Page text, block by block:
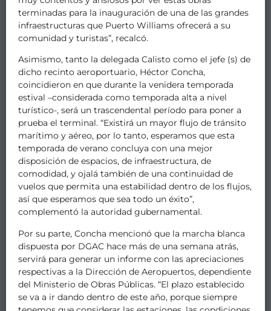
terminadas para la inauguración de una de las grandes
infraestructuras que Puerto Williams ofrecerá a su
comunidad y turistas”, recalcó.
Asimismo, tanto la delegada Calisto como el jefe (s) de
dicho recinto aeroportuario, Héctor Concha,
coincidieron en que durante la venidera temporada
estival –considerada como temporada alta a nivel
turístico-, será un trascendental período para poner a
prueba el terminal. “Existirá un mayor flujo de tránsito
marítimo y aéreo, por lo tanto, esperamos que esta
temporada de verano concluya con una mejor
disposición de espacios, de infraestructura, de
comodidad, y ojalá también de una continuidad de
vuelos que permita una estabilidad dentro de los flujos,
así que esperamos que sea todo un éxito”,
complementó la autoridad gubernamental.
Por su parte, Concha mencionó que la marcha blanca
dispuesta por DGAC hace más de una semana atrás,
servirá para generar un informe con las apreciaciones
respectivas a la Dirección de Aeropuertos, dependiente
del Ministerio de Obras Públicas. “El plazo establecido
se va a ir dando dentro de este año, porque siempre